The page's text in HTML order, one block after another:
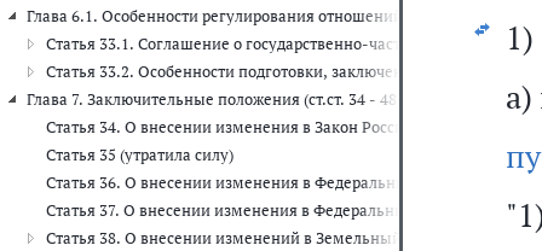
Глава 6.1. Особенности регулирования отношений, возникающих в
Статья 33.1. Соглашение о государственно-частном
Статья 33.2. Особенности подготовки, заключения, исполнения
Глава 7. Заключительные положения (ст.ст. 34 - 48)
Статья 34. О внесении изменения в Закон Российской Федерации
Статья 35 (утратила силу)
Статья 36. О внесении изменения в Федеральный закон "Об
Статья 37. О внесении изменения в Федеральный закон "Об
Статья 38. О внесении изменений в Земельный кодекс